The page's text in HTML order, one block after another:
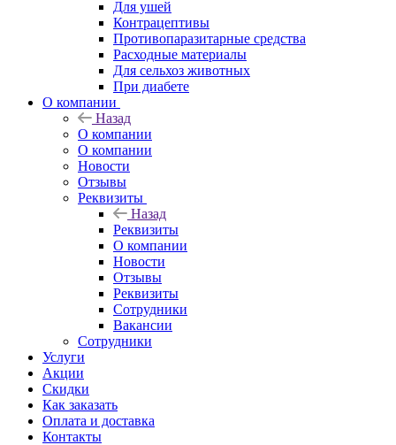
Для ушей
Контрацептивы
Противопаразитарные средства
Расходные материалы
Для сельхоз животных
При диабете
О компании
Назад
О компании
О компании
Новости
Отзывы
Реквизиты
Назад
Реквизиты
О компании
Новости
Отзывы
Реквизиты
Сотрудники
Вакансии
Сотрудники
Услуги
Акции
Скидки
Как заказать
Оплата и доставка
Контакты